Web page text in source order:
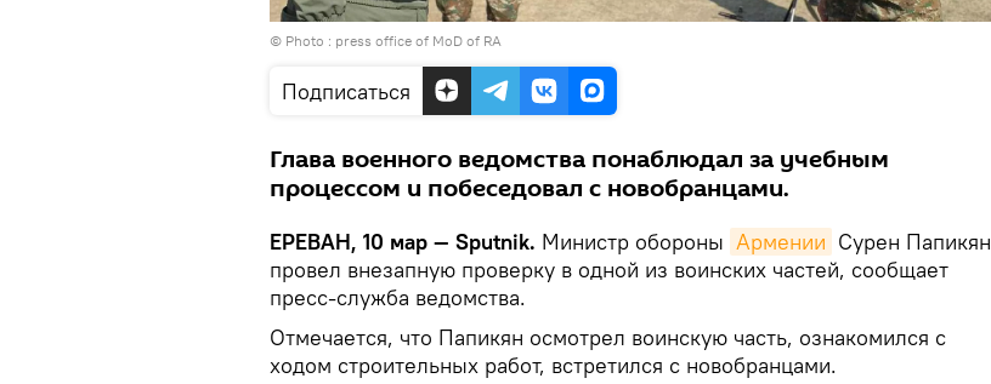
© Photo : press office of MoD of RA
Подписаться
Глава военного ведомства понаблюдал за учебным
процессом и побеседовал с новобранцами.
ЕРЕВАН, 10 мар — Sputnik. Министр обороны Армении Сурен Папикян
провел внезапную проверку в одной из воинских частей, сообщает
пресс-служба ведомства.
Отмечается, что Папикян осмотрел воинскую часть, ознакомился с
ходом строительных работ, встретился с новобранцами.